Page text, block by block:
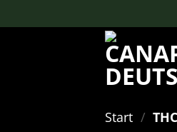
Inhalt
Start /